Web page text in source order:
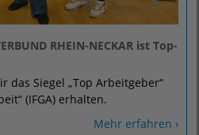
RHEIN-NECKAR ist Top-
Siegel „Top Arbeitgeber“
(IFGA) erhalten.
Mehr erfahren ›